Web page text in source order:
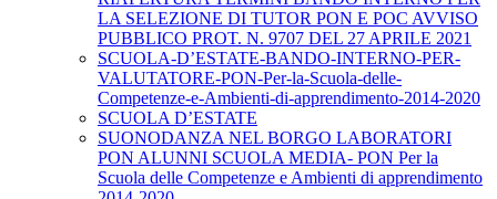
LA SELEZIONE DI TUTOR PON E POC AVVISO
PUBBLICO PROT. N. 9707 DEL 27 APRILE 2021
SCUOLA-D’ESTATE-BANDO-INTERNO-PER-
VALUTATORE-PON-Per-la-Scuola-delle-
Competenze-e-Ambienti-di-apprendimento-2014-2020
SCUOLA D’ESTATE
SUONODANZA NEL BORGO LABORATORI
PON ALUNNI SCUOLA MEDIA- PON Per la
Scuola delle Competenze e Ambienti di apprendimento